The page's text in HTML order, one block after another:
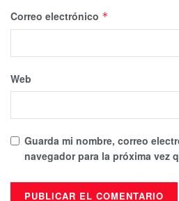
Correo electrónico *
Web
Guarda mi nombre, correo
navegador para la próxima vez